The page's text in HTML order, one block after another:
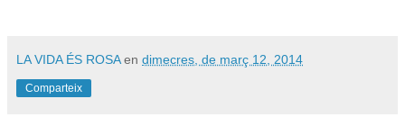
LA VIDA ÉS ROSA en dimecres, de març 12, 2014
Comparteix